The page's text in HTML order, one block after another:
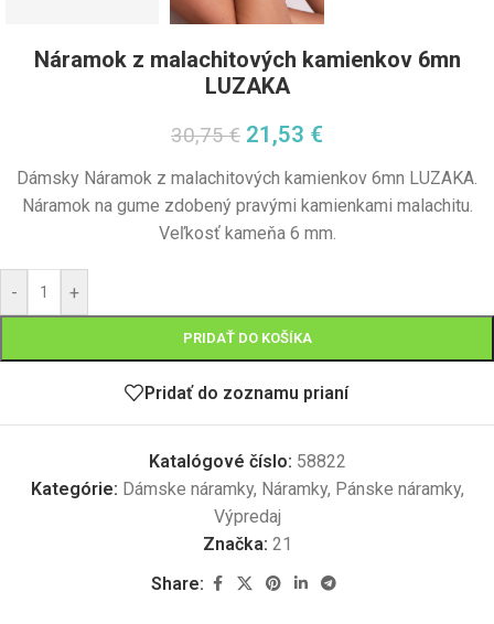
Náramok z malachitových kamienkov 6mn
LUZAKA
30,75€ 21,53 €
Dámsky Náramok z malachitových kamienkov 6mn LUZAKA.
Náramok na gume zdobený pravými kamienkami malachitu.
Veľkosť kameňa 6 mm.
- +
PRIDAŤ DO KOŠÍKA
Pridať do zoznamu prianí
Katalógové číslo: 58822
Kategórie: Dámske náramky, Náramky, Pánske náramky,
Výpredaj
Značka: 21
Share: